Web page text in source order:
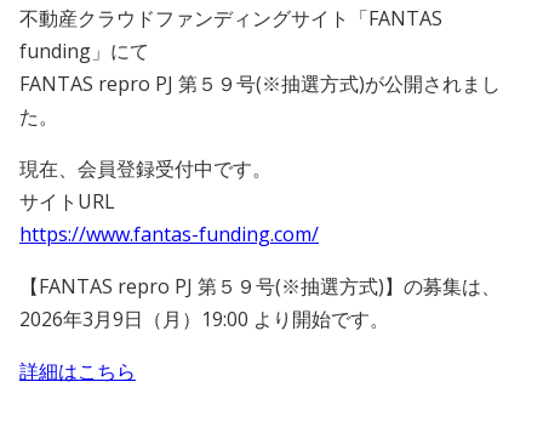
電子決済等代行業に係る表示
外部送信、第三者提供、情報収集モジュールの有無
ログイン
不動産クラウドファンディングサイト「FANTAS
funding」にて
FANTAS repro PJ 第５９号(※抽選方式)が公開されまし
た。
現在、会員登録受付中です。
サイトURL
https://www.fantas-funding.com/
【FANTAS repro PJ 第５９号(※抽選方式)】の募集は、
2026年3月9日（月）19:00 より開始です。
詳細はこちら